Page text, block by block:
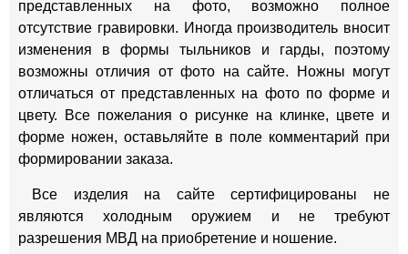
представленных на фото, возможно полное
отсутствие гравировки. Иногда производитель вносит
изменения в формы тыльников и гарды, поэтому
возможны отличия от фото на сайте. Ножны могут
отличаться от представленных на фото по форме и
цвету. Все пожелания о рисунке на клинке, цвете и
форме ножен, оставьляйте в поле комментарий при
формировании заказа.
Все изделия на сайте сертифицированы не
являются холодным оружием и не требуют
разрешения МВД на приобретение и ношение.